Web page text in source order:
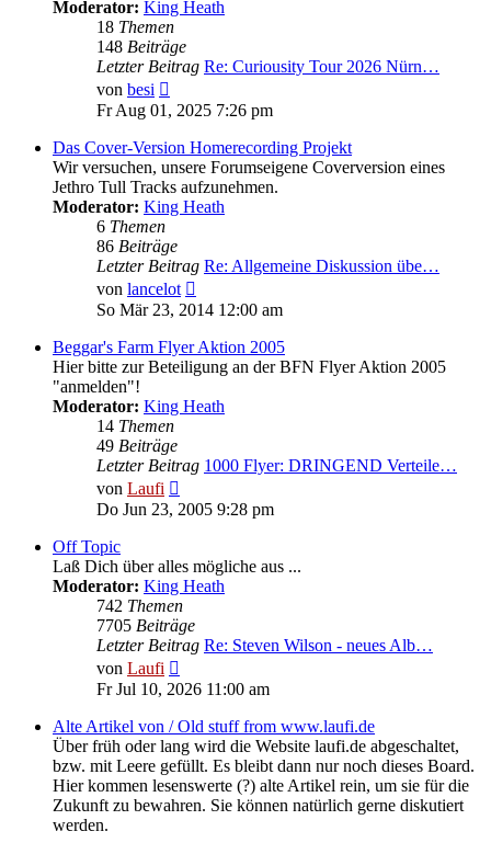
Moderator: King Heath
18 Themen
148 Beiträge
Letzter Beitrag Re: Curiousity Tour 2026 Nürn…
von besi
Beitrag
Fr Aug 01, 2025 7:26 pm
Das Cover-Version Homerecording Projekt
Wir versuchen, unsere Forumseigene Coverversion eines
Jethro Tull Tracks aufzunehmen.
Moderator: King Heath
6 Themen
86 Beiträge
Letzter Beitrag Re: Allgemeine Diskussion übe…
von lancelot
Beitrag
So Mär 23, 2014 12:00 am
Beggar's Farm Flyer Aktion 2005
Hier bitte zur Beteiligung an der BFN Flyer Aktion 2005
"anmelden"!
Moderator: King Heath
14 Themen
49 Beiträge
Letzter Beitrag 1000 Flyer: DRINGEND Verteile…
von Laufi
Beitrag
Do Jun 23, 2005 9:28 pm
Off Topic
Laß Dich über alles mögliche aus ...
Moderator: King Heath
742 Themen
7705 Beiträge
Letzter Beitrag Re: Steven Wilson - neues Alb…
von Laufi
Beitrag
Fr Jul 10, 2026 11:00 am
Alte Artikel von / Old stuff from www.laufi.de
Über früh oder lang wird die Website laufi.de abgeschaltet,
bzw. mit Leere gefüllt. Es bleibt dann nur noch dieses Board.
Hier kommen lesenswerte (?) alte Artikel rein, um sie für die
Zukunft zu bewahren. Sie können natürlich gerne diskutiert
werden.